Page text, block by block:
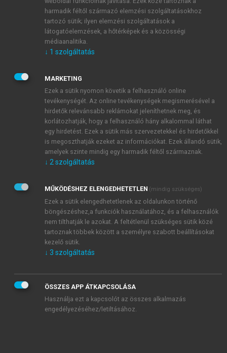
JELSZÓ
JELSZÓ ÚJRA
Kérek értesítést a MeRSZ újdonságairól, akcióiról.
Kérek értesítést az Akadémiai Kiadó Zrt. újdonságairól,
Adatkezelési tájékoztatóbanfoglaltakat tudomásul
veszem és elfogadom.
Általános vásárlási feltételeket, valamint a szotar.netés a
mersz.huoldalak licencszerződéseiben foglaltakat
tudomásul veszem és elfogadom.
KIPRÓBÁLOM
harmadik féltől származó elemzési szolgáltatásokhoz
tartozó sütik; ilyen elemzési szolgáltatások a
látogatóelemzések, a hőtérképek és a közösségi
médiaanalitika.
↓ 1 szolgáltatás
MARKETING
Ezek a sütik nyomon követik a felhasználó online
tevékenységét. Az online tevékenységek megismerésével a
hirdetők relevánsabb reklámokat jeleníthetnek meg, és
korlátozhatják, hogy a felhasználó hány alkalommal láthat
egy hirdetést. Ezek a sütik más szervezetekkel és hirdetőkkel
is megoszthatják ezeket az információkat. Ezek állandó sütik,
amelyek szinte mindig egy harmadik féltől származnak.
↓ 2 szolgáltatás
MŰKÖDÉSHEZ ELENGEDHETETLEN (mindig szükséges)
Ezek a sütik elengedhetetlenek az oldalunkon történő
böngészéshez,a funkciók használatához, és a felhasználók
nem tilthatják le azokat. A feltétlenül szükséges sütik közé
tartoznak többek között a személyre szabott beállításokat
kezelő sütik.
↓ 3 szolgáltatás
ÖSSZES APP ÁTKAPCSOLÁSA
Használja ezt a kapcsolót az összes alkalmazás
engedélyezéséhez/letiltásához.